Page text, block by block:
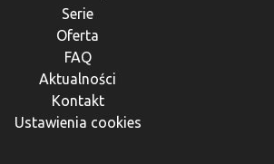
Serie
Oferta
FAQ
Aktualności
Kontakt
Ustawienia cookies